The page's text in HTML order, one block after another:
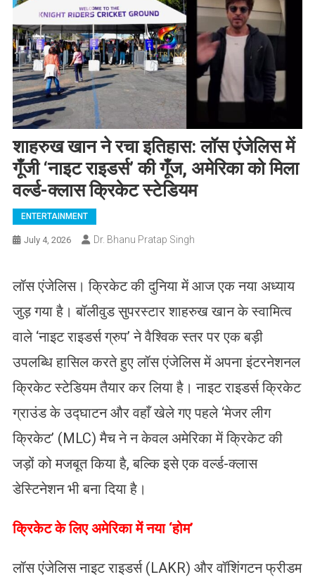
शाहरुख खान ने रचा इतिहास: लॉस एंजेलिस में
गूँजी ‘नाइट राइडर्स’ की गूँज, अमेरिका को मिला
वर्ल्ड-क्लास क्रिकेट स्टेडियम
ENTERTAINMENT
July 4, 2026 Dr. Bhanu Pratap Singh
लॉस एंजेलिस। क्रिकेट की दुनिया में आज एक नया अध्याय
जुड़ गया है। बॉलीवुड सुपरस्टार शाहरुख खान के स्वामित्व
वाले ‘नाइट राइडर्स ग्रुप’ ने वैश्विक स्तर पर एक बड़ी
उपलब्धि हासिल करते हुए लॉस एंजेलिस में अपना इंटरनेशनल
क्रिकेट स्टेडियम तैयार कर लिया है। नाइट राइडर्स क्रिकेट
ग्राउंड के उद्घाटन और वहाँ खेले गए पहले ‘मेजर लीग
क्रिकेट’ (MLC) मैच ने न केवल अमेरिका में क्रिकेट की
जड़ों को मजबूत किया है, बल्कि इसे एक वर्ल्ड-क्लास
डेस्टिनेशन भी बना दिया है।
क्रिकेट के लिए अमेरिका में नया ‘होम’
लॉस एंजेलिस नाइट राइडर्स (LAKR) और वॉशिंगटन फ्रीडम